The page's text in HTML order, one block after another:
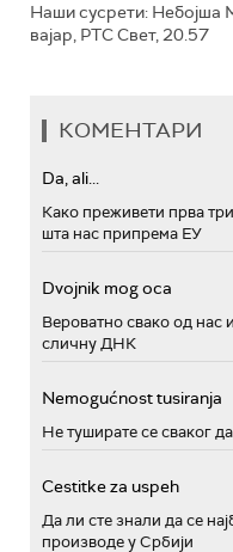
Наши сусрети: Небојша
вајар, РТС Свет, 20.57
КОМЕНТАРИ
Da, ali...
Како преживети прва
шта нас припрема ЕУ
Dvojnik mog oca
Вероватно свако од нас
сличну ДНК
Nemogućnost tusiranja
Не туширате се сваког
Cestitke za uspeh
Да ли сте знали да се
производе у Србији